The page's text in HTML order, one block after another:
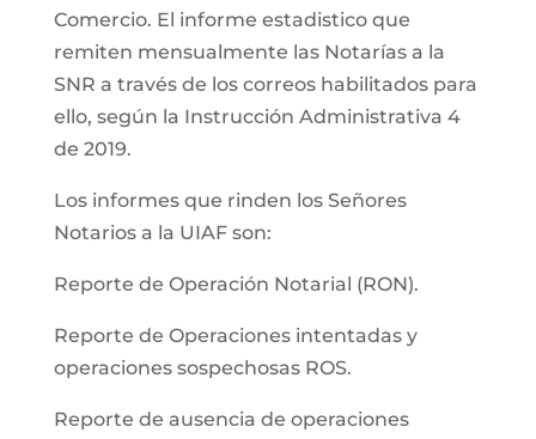
Comercio. El informe estadistico que
remiten mensualmente las Notarías a la
SNR a través de los correos habilitados para
ello, según la Instrucción Administrativa 4
de 2019.
Los informes que rinden los Señores
Notarios a la UIAF son:
Reporte de Operación Notarial (RON).
Reporte de Operaciones intentadas y
operaciones sospechosas ROS.
Reporte de ausencia de operaciones